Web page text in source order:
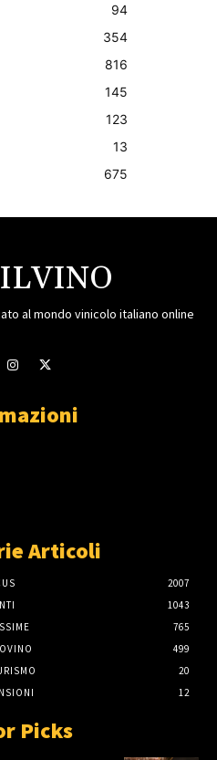
94
354
816
145
123
13
675
al mondo vinicolo italiano online
Articoli
2007
1043
765
499
20
12
Picks